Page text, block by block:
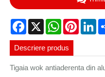
Facebook
X WhatsApp
Descriere produs
Tigaia wok antiaderenta din